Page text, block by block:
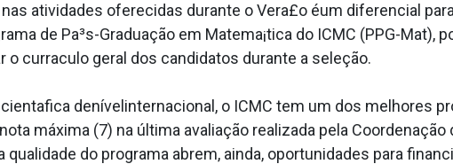
atividades oferecidas durante o Vera£o éum diferencial
de Pa³s-Graduação em Matema¡tica do ICMC (PPG-Mat),
curra­culo geral dos candidatos durante a seleção.
denívelinternacional, o ICMC tem um dos melhores
máxima (7) na última avaliação realizada pela
qualidade do programa abrem, ainda, oportunidades para